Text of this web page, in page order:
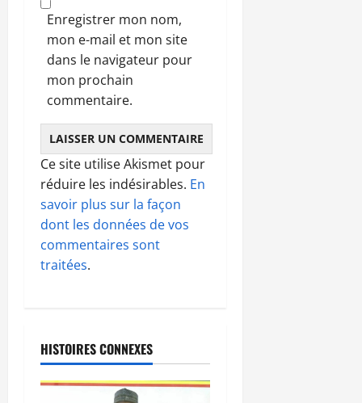
Enregistrer mon nom,
mon e-mail et mon site
dans le navigateur pour
mon prochain
commentaire.
Ce site utilise Akismet pour
réduire les indésirables. En
savoir plus sur la façon
dont les données de vos
commentaires sont
traitées.
HISTOIRES CONNEXES